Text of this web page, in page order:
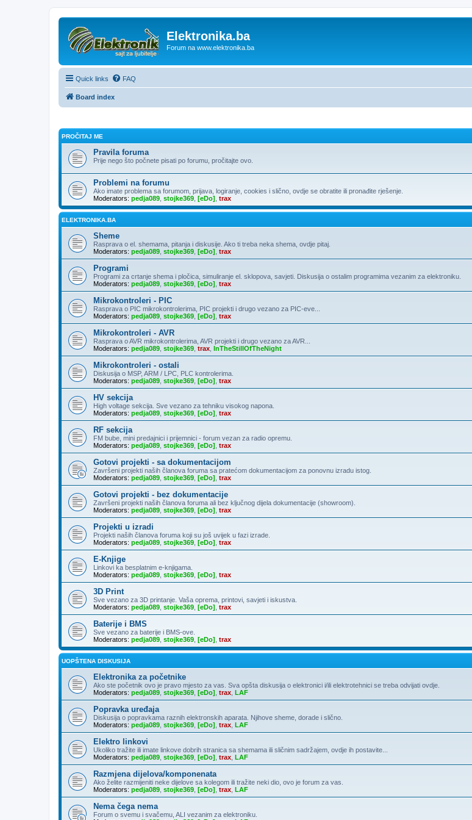
Elektronika.ba
Forum na www.elektronika.ba
Quick links FAQ
Board index
PROČITAJ ME
Pravila foruma
Prije nego što počnete pisati po forumu, pročitajte ovo.
Problemi na forumu
Ako imate problema sa forumom, prijava, logiranje, cookies i slično, ovdje se obratite ili pronađite rješenje.
Moderators: pedja089 stojke369 [eDo] trax
ELEKTRONIKA.BA
Sheme
Rasprava o el. shemama, pitanja i diskusije. Ako ti treba neka shema, ovdje pitaj.
Moderators: pedja089 stojke369 [eDo] trax
Programi
Programi za crtanje shema i pločica, simuliranje el. sklopova, savjeti. Diskusija o ostalim programima vezanim za elektroniku.
Moderators: pedja089 stojke369 [eDo] trax
Mikrokontroleri - PIC
Rasprava o PIC mikrokontrolerima, PIC projekti i drugo vezano za PIC-eve...
Moderators: pedja089 stojke369 [eDo] trax
Mikrokontroleri - AVR
Rasprava o AVR mikrokontrolerima, AVR projekti i drugo vezano za AVR...
Moderators: pedja089 stojke369 trax InTheStillOfTheNight
Mikrokontroleri - ostali
Diskusija o MSP, ARM / LPC, PLC kontrolerima.
Moderators: pedja089 stojke369 [eDo] trax
HV sekcija
High voltage sekcija. Sve vezano za tehniku visokog napona.
Moderators: pedja089 stojke369 [eDo] trax
RF sekcija
FM bube, mini predajnici i prijemnici - forum vezan za radio opremu.
Moderators: pedja089 stojke369 [eDo] trax
Gotovi projekti - sa dokumentacijom
Završeni projekti naših članova foruma sa pratećom dokumentacijom za ponovnu izradu istog.
Moderators: pedja089 stojke369 [eDo] trax
Gotovi projekti - bez dokumentacije
Završeni projekti naših članova foruma ali bez ključnog dijela dokumentacije (showroom).
Moderators: pedja089 stojke369 [eDo] trax
Projekti u izradi
Projekti naših članova foruma koji su još uvijek u fazi izrade.
Moderators: pedja089 stojke369 [eDo] trax
E-Knjige
Linkovi ka besplatnim e-knjigama.
Moderators: pedja089 stojke369 [eDo] trax
3D Print
Sve vezano za 3D printanje. Vaša oprema, printovi, savjeti i iskustva.
Moderators: pedja089 stojke369 [eDo] trax
Baterije i BMS
Sve vezano za baterije i BMS-ove.
Moderators: pedja089 stojke369 [eDo] trax
UOPŠTENA DISKUSIJA
Elektronika za početnike
Ako ste početnik ovo je pravo mjesto za vas. Sva opšta diskusija o elektronici i/ili elektrotehnici se treba odvijati ovdje.
Moderators: pedja089 stojke369 [eDo] trax LAF
Popravka uređaja
Diskusija o popravkama raznih elektronskih aparata. Njihove sheme, dorade i slično.
Moderators: pedja089 stojke369 [eDo] trax LAF
Elektro linkovi
Ukoliko tražite ili imate linkove dobrih stranica sa shemama ili sličnim sadržajem, ovdje ih postavite...
Moderators: pedja089 stojke369 [eDo] trax LAF
Razmjena dijelova/komponenata
Ako želite razmijeniti neke dijelove sa kolegom ili tražite neki dio, ovo je forum za vas.
Moderators: pedja089 stojke369 [eDo] trax LAF
Nema čega nema
Forum o svemu i svačemu, ALI vezanim za elektroniku.